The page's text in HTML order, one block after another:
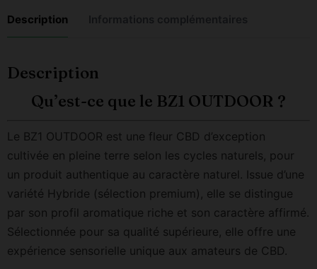
Description
Description
Qu’est-ce que le BZ1 OUTDOOR ?
Le BZ1 OUTDOOR est une fleur CBD d’exception
cultivée en pleine terre selon les cycles naturels, pour
un produit authentique au caractère naturel. Issue d’une
variété Hybride (sélection premium), elle se distingue
par son profil aromatique riche et son caractère affirmé.
Sélectionnée pour sa qualité supérieure, elle offre une
expérience sensorielle unique aux amateurs de CBD.